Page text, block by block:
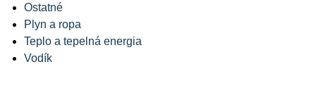
Ostatné
Plyn a ropa
Teplo a tepelná energia
Vodík